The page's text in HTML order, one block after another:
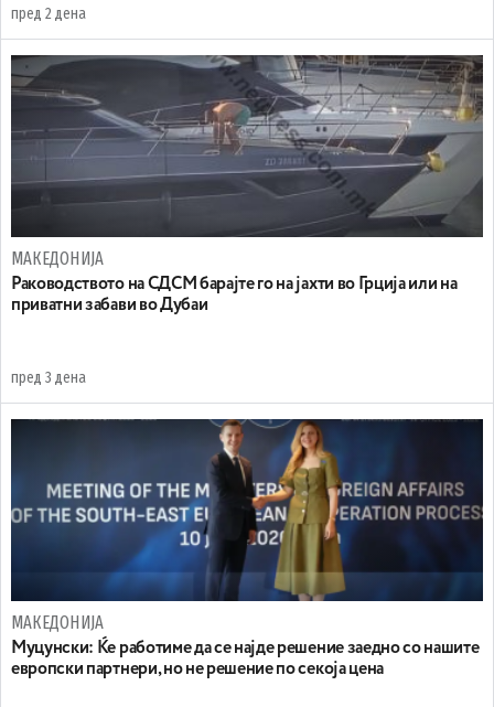
пред 2 дена
МАКЕДОНИЈА
Раководството на СДСМ барајте го на јахти во Грција или на
приватни забави во Дубаи
пред 3 дена
МАКЕДОНИЈА
Муцунски: Ќе работиме да се најде решение заедно со нашите
европски партнери, но не решение по секоја цена